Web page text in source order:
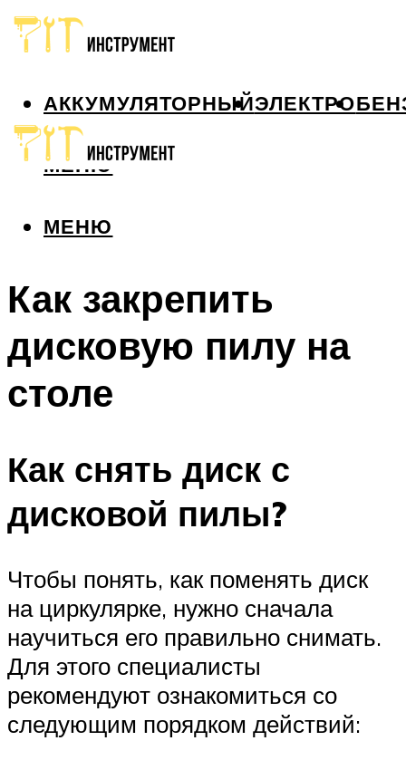
АККУМУЛЯТОРНЫЙЭЛЕКТРО
МЕНЮ
МЕНЮ
Как закрепить
дисковую пилу на
столе
Как снять диск с
дисковой пилы?
Чтобы понять, как поменять диск
на циркулярке, нужно сначала
научиться его правильно снимать.
Для этого специалисты
рекомендуют ознакомиться со
следующим порядком действий: